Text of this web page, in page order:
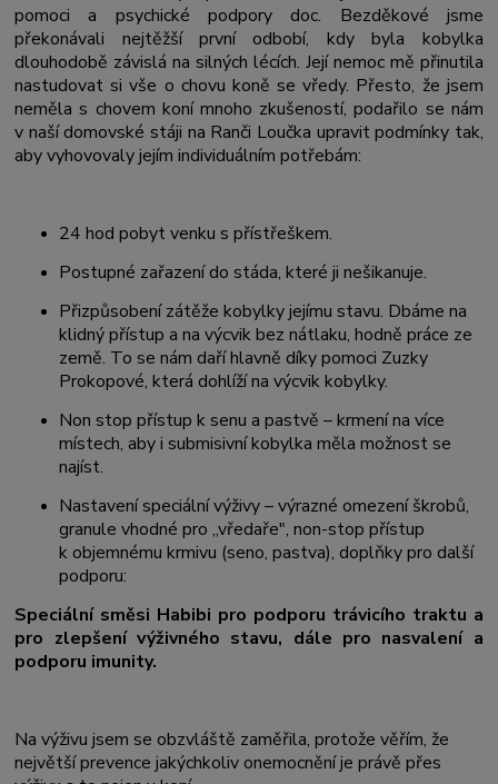
pomoci a psychické podpory doc. Bezděkové jsme
překonávali nejtěžší první odbobí, kdy byla kobylka
dlouhodobě závislá na silných lécích. Její nemoc mě přinutila
nastudovat si vše o chovu koně se vředy. Přesto, že jsem
neměla s chovem koní mnoho zkušeností, podařilo se nám
v naší domovské stáji na Ranči Loučka upravit podmínky tak,
aby vyhovovaly jejím individuálním potřebám:
24 hod pobyt venku s přístřeškem.
Postupné zařazení do stáda, které ji nešikanuje.
Přizpůsobení zátěže kobylky jejímu stavu. Dbáme na
klidný přístup a na výcvik bez nátlaku, hodně práce ze
země. To se nám daří hlavně díky pomoci Zuzky
Prokopové, která dohlíží na výcvik kobylky.
Non stop přístup k senu a pastvě – krmení na více
místech, aby i submisivní kobylka měla možnost se
najíst.
Nastavení speciální výživy – výrazné omezení škrobů,
granule vhodné pro „vředaře", non-stop přístup
k objemnému krmivu (seno, pastva), doplňky pro další
podporu:
Speciální směsi Habibi pro podporu trávicího traktu a
pro zlepšení výživného stavu, dále pro nasvalení a
podporu imunity.
Na výživu jsem se obzvláště zaměřila, protože věřím, že
největší prevence jakýchkoliv onemocnění je právě přes